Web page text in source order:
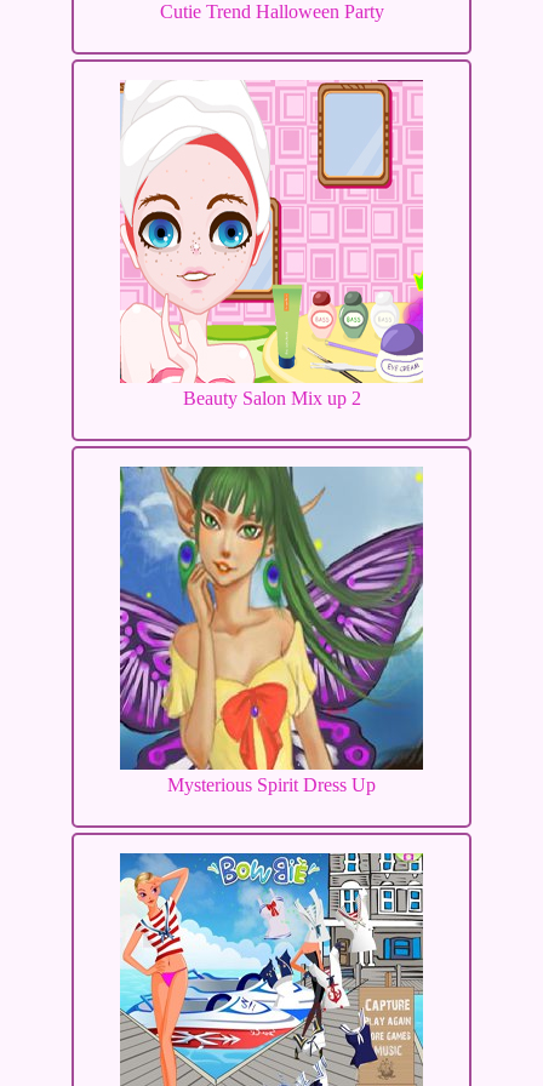
Cutie Trend Halloween Party
Beauty Salon Mix up 2
Mysterious Spirit Dress Up